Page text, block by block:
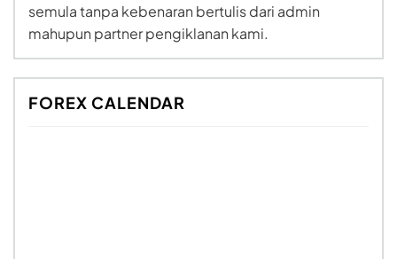
semula tanpa kebenaran bertulis dari admin
mahupun partner pengiklanan kami.
FOREX CALENDAR